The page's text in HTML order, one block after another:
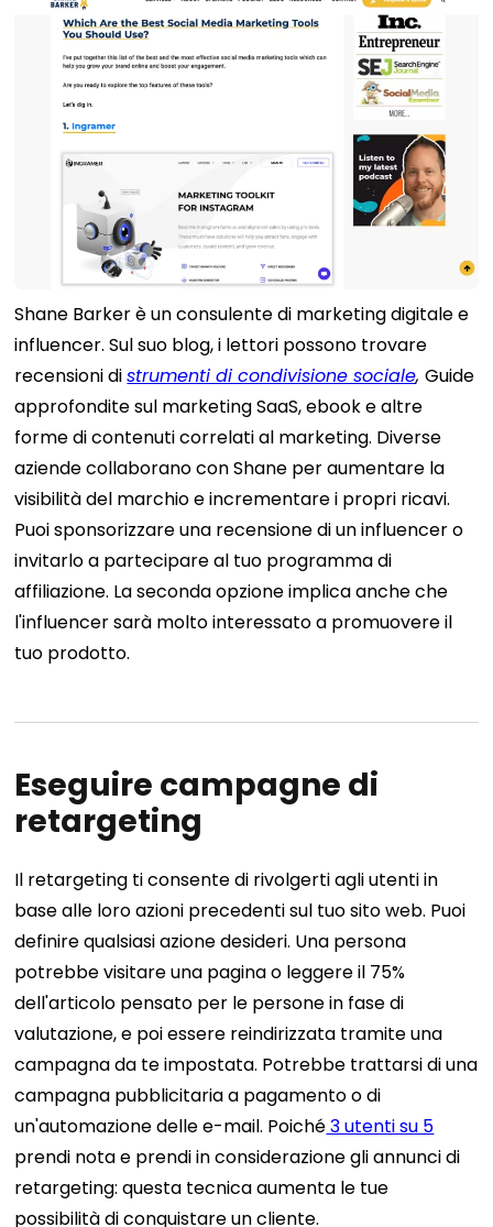
Shane Barker è un consulente di marketing digitale e
influencer. Sul suo blog, i lettori possono trovare
recensioni distrumenti di condivisione sociale,Guide
approfondite sul marketing SaaS, ebook e altre
forme di contenuti correlati al marketing. Diverse
aziende collaborano con Shane per aumentare la
visibilità del marchio e incrementare i propri ricavi.
Puoi sponsorizzare una recensione di un influencer o
invitarlo a partecipare al tuo programma di
affiliazione. La seconda opzione implica anche che
l'influencer sarà molto interessato a promuovere il
tuo prodotto.
Eseguire campagne di
retargeting
Il retargeting ti consente di rivolgerti agli utenti in
base alle loro azioni precedenti sul tuo sito web. Puoi
definire qualsiasi azione desideri. Una persona
potrebbe visitare una pagina o leggere il 75%
dell'articolo pensato per le persone in fase di
valutazione, e poi essere reindirizzata tramite una
campagna da te impostata. Potrebbe trattarsi di una
campagna pubblicitaria a pagamento o di
un'automazione delle e-mail. Poiché3 utenti su 5
prendi nota e prendi in considerazione gli annunci di
retargeting: questa tecnica aumenta le tue
possibilità di conquistare un cliente.